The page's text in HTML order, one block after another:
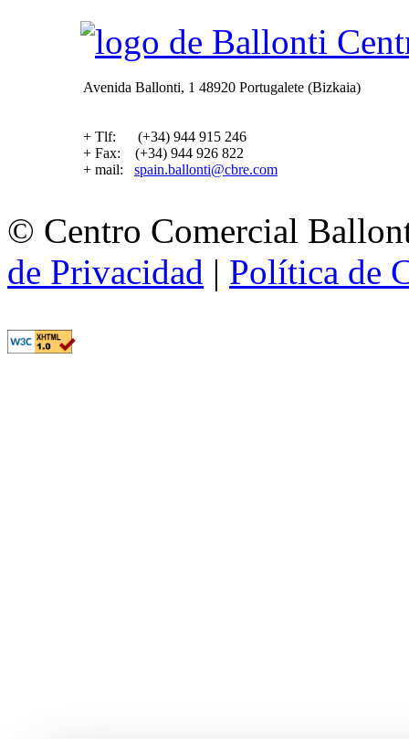
Avenida Ballonti, 1 48920 Portugalete (Bizkaia)
+ Tlf: (+34) 944 915 246
+ Fax: (+34) 944 926 822
+ mail: spain.ballonti@cbre.com
© Centro Comercial
de Privacidad | Política de